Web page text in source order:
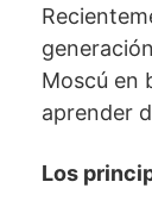
Moscú en
aprender
Los